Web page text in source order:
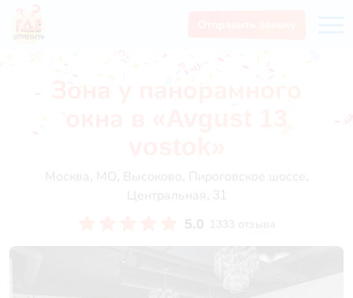
Зона у панорамного
Москва, МО, Высоково, Пироговское шоссе,
Центральная, 31
5.0 1333 отзыва